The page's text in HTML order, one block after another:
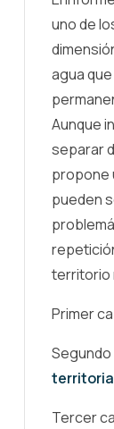
uno de
agua
Aunque
separar
propone
pueden
territorio
Primer
Tercer